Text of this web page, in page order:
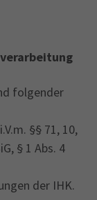
folgender
§§ 71, 10,
§ 1 Abs. 4
der IHK.